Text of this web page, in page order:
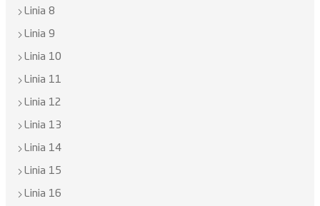
Linia 8
Linia 9
Linia 10
Linia 11
Linia 12
Linia 13
Linia 14
Linia 15
Linia 16